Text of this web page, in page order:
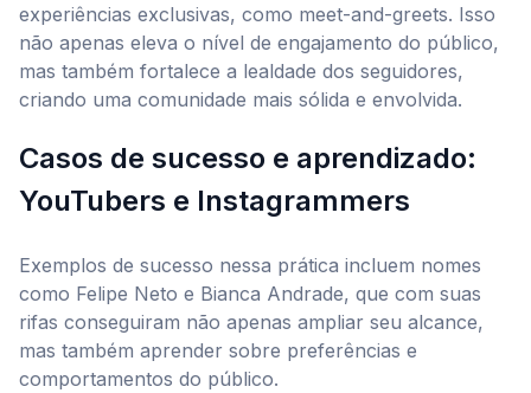
experiências exclusivas, como meet-and-greets. Isso
não apenas eleva o nível de engajamento do público,
mas também fortalece a lealdade dos seguidores,
criando uma comunidade mais sólida e envolvida.
Casos de sucesso e aprendizado:
YouTubers e Instagrammers
Exemplos de sucesso nessa prática incluem nomes
como Felipe Neto e Bianca Andrade, que com suas
rifas conseguiram não apenas ampliar seu alcance,
mas também aprender sobre preferências e
comportamentos do público.